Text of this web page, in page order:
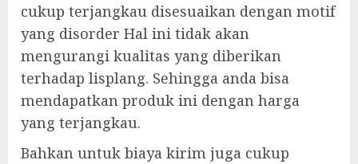
cukup terjangkau disesuaikan dengan motif
yang disorder Hal ini tidak akan
mengurangi kualitas yang diberikan
terhadap lisplang. Sehingga anda bisa
mendapatkan produk ini dengan harga
yang terjangkau.
Bahkan untuk biaya kirim juga cukup